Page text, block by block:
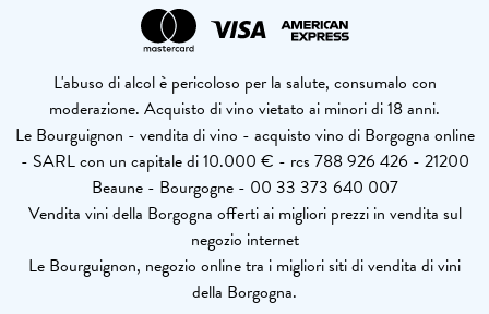
L'abuso di alcol è pericoloso per la salute, consumalo con
moderazione. Acquisto di vino vietato ai minori di 18 anni.
Le Bourguignon - vendita di vino - acquisto vino di Borgogna online
- SARL con un capitale di 10.000 € - rcs 788 926 426 - 21200
Beaune - Bourgogne - 00 33 373 640 007
Vendita vini della Borgogna offerti ai migliori prezzi in vendita sul
negozio internet
Le Bourguignon, negozio online tra i migliori siti di vendita di vini
della Borgogna.